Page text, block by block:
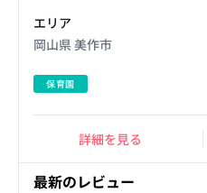
エリア
岡山県 美作市
保育園
詳細を見る
最新のレビュー